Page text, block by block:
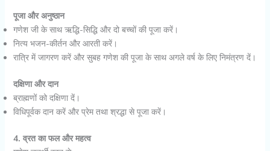
पूजा और अनुष्ठान
गणेश जी के साथ ऋद्धि-सिद्धि और दो बच्चों की पूजा करें।
नित्य भजन-कीर्तन और आरती करें।
रात्रि में जागरण करें और सुबह गणेश की पूजा के साथ अगले वर्ष के लिए निमंत्रण दें।
दक्षिणा और दान
ब्राह्मणों को दक्षिणा दें।
विधिपूर्वक दान करें और प्रेम तथा श्रद्धा से पूजा करें।
4. व्रत का फल और महत्व